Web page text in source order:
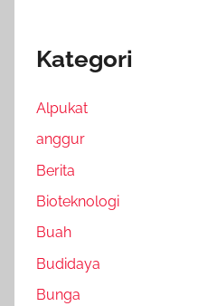
Kategori
Alpukat
anggur
Berita
Bioteknologi
Buah
Budidaya
Bunga